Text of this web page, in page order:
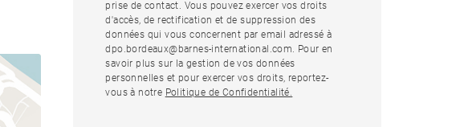
prise de contact. Vous pouvez exercer vos droits
d'accès, de rectification et de suppression des
données qui vous concernent par email adressé à
dpo.bordeaux@barnes-international.com. Pour en
savoir plus sur la gestion de vos données
personnelles et pour exercer vos droits, reportez-
vous à notre Politique de Confidentialité.